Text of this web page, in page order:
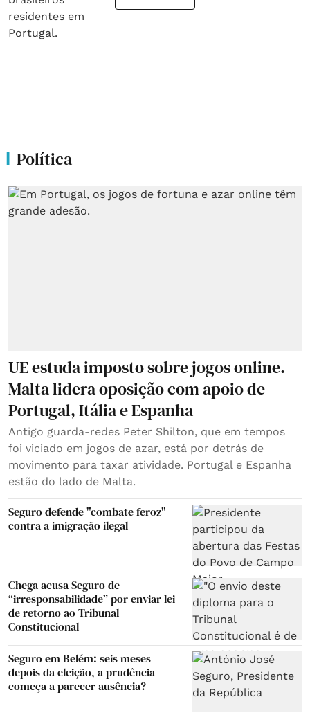
Política
UE estuda imposto sobre jogos online.
Malta lidera oposição com apoio de
Portugal, Itália e Espanha
Antigo guarda-redes Peter Shilton, que em tempos
foi viciado em jogos de azar, está por detrás de
movimento para taxar atividade. Portugal e Espanha
estão do lado de Malta.
Seguro defende "combate feroz"
contra a imigração ilegal
Chega acusa Seguro de
“irresponsabilidade” por enviar lei
de retorno ao Tribunal
Constitucional
Seguro em Belém: seis meses
depois da eleição, a prudência
começa a parecer ausência?